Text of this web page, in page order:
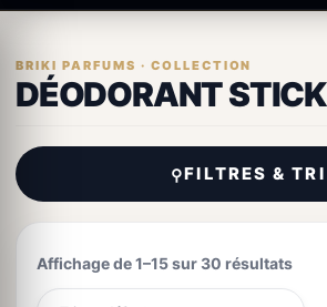
DÉODORANT STICK
⚲FILTRES & TRI
Affichage de 1–15 sur 30 résultats